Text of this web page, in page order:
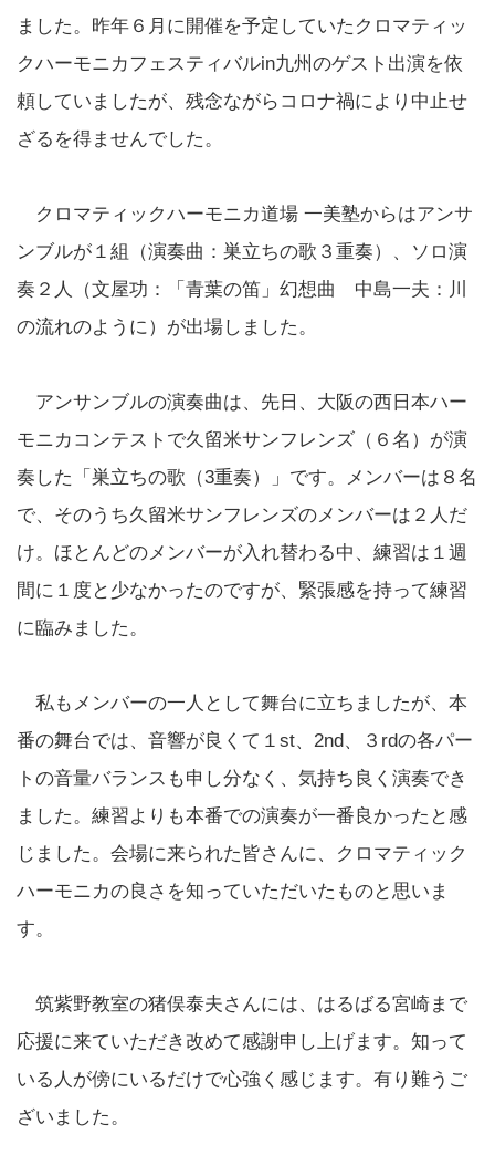
ました。昨年６月に開催を予定していたクロマティッ
クハーモニカフェスティバルin九州のゲスト出演を依
頼していましたが、残念ながらコロナ禍により中止せ
ざるを得ませんでした。
クロマティックハーモニカ道場 一美塾からはアンサ
ンブルが１組（演奏曲：巣立ちの歌３重奏）、ソロ演
奏２人（文屋功：「青葉の笛」幻想曲 中島一夫：川
の流れのように）が出場しました。
アンサンブルの演奏曲は、先日、大阪の西日本ハー
モニカコンテストで久留米サンフレンズ（６名）が演
奏した「巣立ちの歌（3重奏）」です。メンバーは８名
で、そのうち久留米サンフレンズのメンバーは２人だ
け。ほとんどのメンバーが入れ替わる中、練習は１週
間に１度と少なかったのですが、緊張感を持って練習
に臨みました。
私もメンバーの一人として舞台に立ちましたが、本
番の舞台では、音響が良くて１st、2nd、３rdの各パー
トの音量バランスも申し分なく、気持ち良く演奏でき
ました。練習よりも本番での演奏が一番良かったと感
じました。会場に来られた皆さんに、クロマティック
ハーモニカの良さを知っていただいたものと思いま
す。
筑紫野教室の猪俣泰夫さんには、はるばる宮崎まで
応援に来ていただき改めて感謝申し上げます。知って
いる人が傍にいるだけで心強く感じます。有り難うご
ざいました。